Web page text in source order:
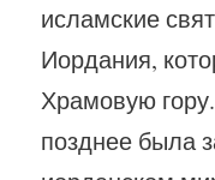
исламские
Иордания,
Храмовую
позднее была